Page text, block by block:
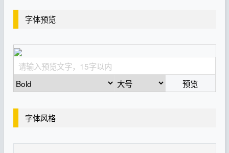
字体预览
预览
字体风格